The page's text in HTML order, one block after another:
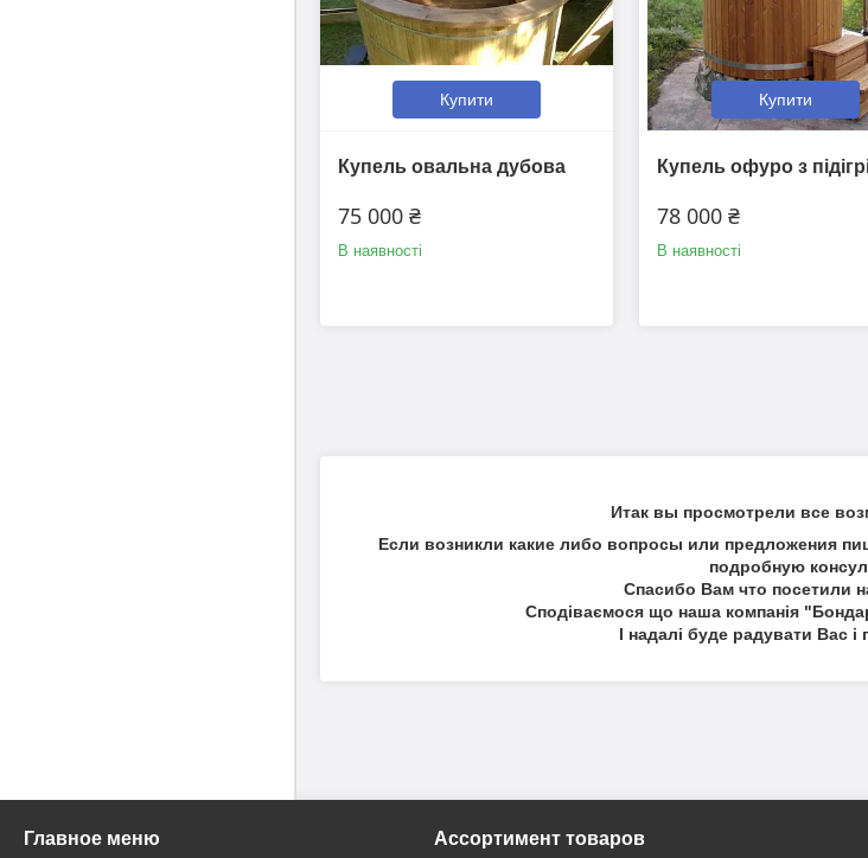
Купити
Купель овальна дубова
75 000 ₴
В наявності
Купити
Купель офуро з
78 000 ₴
В наявності
Итак вы просмотрели все
Если возникли какие либо вопросы или предложения
подробную
Спасибо Вам что посетили
Сподіваємося що наша компанія
І надалі буде радувати Вас
Главное меню Ассортимент товаров